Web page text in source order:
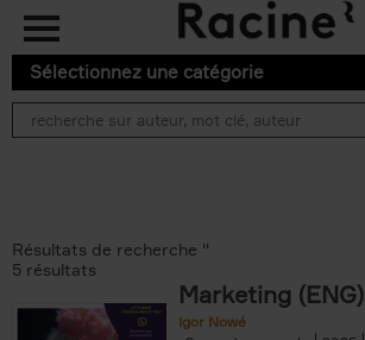
Aller au contenu principal
Sélectionnez une catégorie
Résultats de recherche ''
5 résultats
Marketing (ENG)
Igor Nowé